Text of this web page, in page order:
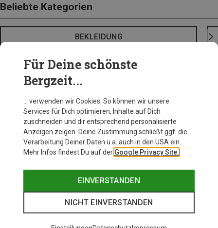
Beliebte Kategorien
BEKLEIDUNG
Für Deine schönste
Bergzeit...
… verwenden wir Cookies. So können wir unsere
Services für Dich optimieren, Inhalte auf Dich
zuschneiden und dir entsprechend personalisierte
Anzeigen zeigen. Deine Zustimmung schließt ggf. die
Verarbeitung Deiner Daten u.a. auch in den USA ein.
Mehr Infos findest Du auf der Google Privacy Site.
EINVERSTANDEN
NICHT EINVERSTANDEN